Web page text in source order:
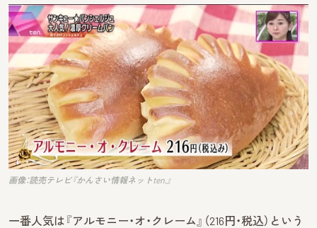
画像：読売テレビ『かんさい情報ネットten.』
一番人気は『アルモニー・オ・クレーム』（216円・税込）という